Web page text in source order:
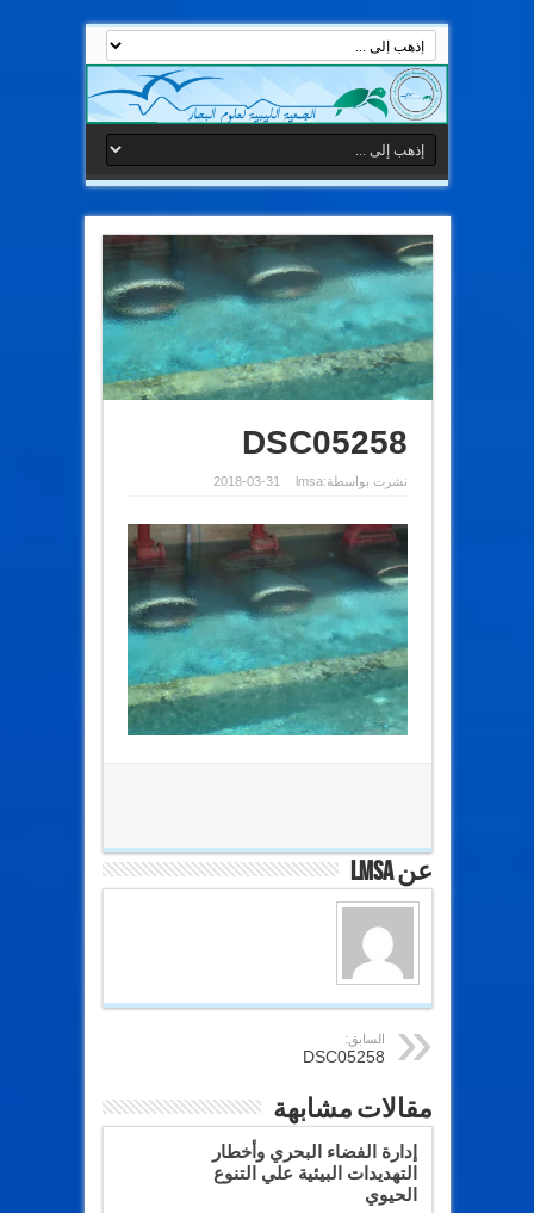
DSC05258
نشرت بواسطة:lmsa
2018-03-31
عن lmsa
السابق:
DSC05258
مقالات مشابهة
إدارة الفضاء البحري وأخطار
التهديدات البيئية علي التنوع
الحيوي